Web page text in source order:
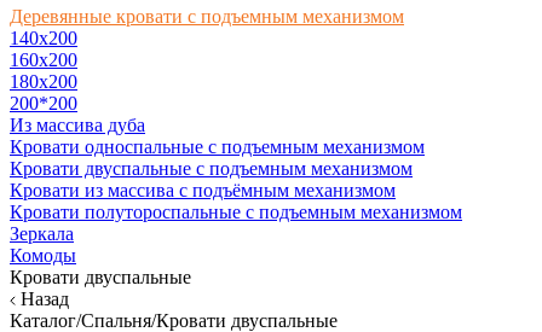
Деревянные кровати с подъемным механизмом
140x200
160х200
180х200
200*200
Из массива дуба
Кровати односпальные с подъемным механизмом
Кровати двуспальные с подъемным механизмом
Кровати из массива с подъёмным механизмом
Кровати полутороспальные с подъемным механизмом
Зеркала
Комоды
Кровати двуспальные
Назад
Каталог/Спальня/Кровати двуспальные